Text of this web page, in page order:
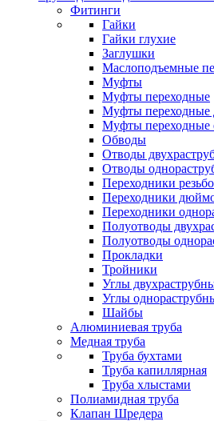
Фитинги
Гайки
Гайки глухие
Заглушки
Маслоподъемные
Муфты
Муфты переходные
Муфты переходные
Муфты переходные
Обводы
Отводы
Отводы
Переходники
Переходники
Переходники
Полуотводы
Полуотводы
Прокладки
Тройники
Углы
Углы
Шайбы
Алюминиевая труба
Медная труба
Труба бухтами
Труба капиллярная
Труба хлыстами
Полиамидная труба
Клапан Шредера